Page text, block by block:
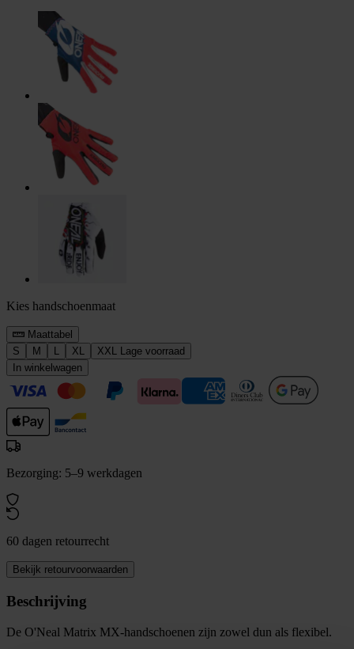
Kies handschoenmaat
Maattabel
S
M L XL XXL Lage voorraad
In winkelwagen
Bezorging: 5–9 werkdagen
60 dagen retourrecht
Bekijk retourvoorwaarden
Beschrijving
De O'Neal Matrix MX-handschoenen zijn zowel dun als flexibel.